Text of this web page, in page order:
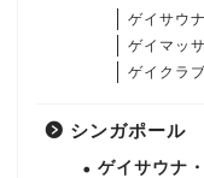
ゲイサウ
ゲイマッ
ゲイクラブ
シンガポール
ゲイサウナ